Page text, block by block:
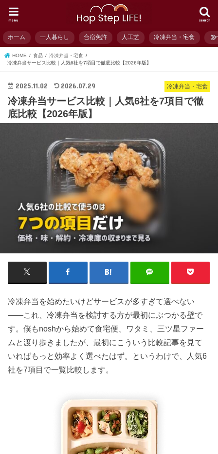
search
menu
ホーム 一人暮らし 合宿免許 人工芝 冷凍弁当・宅食 ミ
HOME 食品
冷凍弁当・宅食
冷凍弁当サービス比較｜人気6社を7項目で徹底比較【2026年版】
冷凍弁当・宅食
2025.11.02 2026.07.29
冷凍弁当サービス比較｜人気6社を7項目で徹
底比較【2026年版】
冷凍弁当を始めたいけどサービスが多すぎて選べない
——これ、冷凍弁当を検討する方が最初にぶつかる壁で
す。僕もnoshから始めて食宅便、ワタミ、三ツ星ファー
ムと渡り歩きましたが、最初にこういう比較記事を見て
いればもっと効率よく選べたはず。というわけで、人気6
社を7項目で一覧比較します。